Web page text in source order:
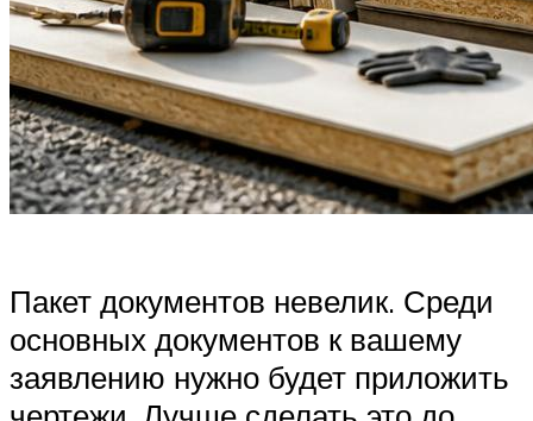
Пакет документов невелик. Среди
основных документов к вашему
заявлению нужно будет приложить